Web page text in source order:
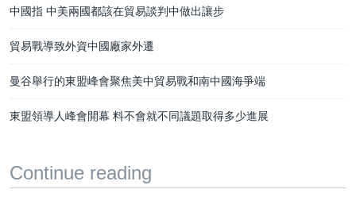
中國指 中美兩國都該在貿易談判中做出讓步
貿易戰導致外資中國廠家外遷
曼谷舉行的東盟峰會聚焦美中貿易戰和南中國海爭端
東盟領導人峰會開幕 料不會就不同議題取得多少進展
Continue reading